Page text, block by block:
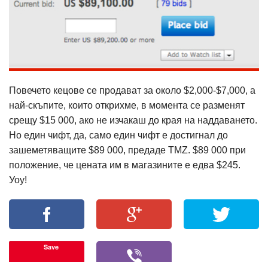
Повечето кецове се продават за около $2,000-$7,000, а
най-скъпите, които открихме, в момента се разменят
срещу $15 000, ако не изчакаш до края на наддаването.
Но един чифт, да, само един чифт е достигнал до
зашеметяващите $89 000, предаде TMZ. $89 000 при
положение, че цената им в магазините е едва $245.
Уоу!
Save